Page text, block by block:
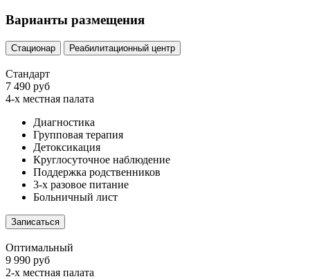
Варианты размещения
Стационар Реабилитационный центр
Стандарт
7 490 руб
4-х местная палата
Диагностика
Групповая терапия
Детоксикация
Круглосуточное наблюдение
Поддержка родственников
3-х разовое питание
Больничный лист
Записаться
Оптимальный
9 990 руб
2-х местная палата